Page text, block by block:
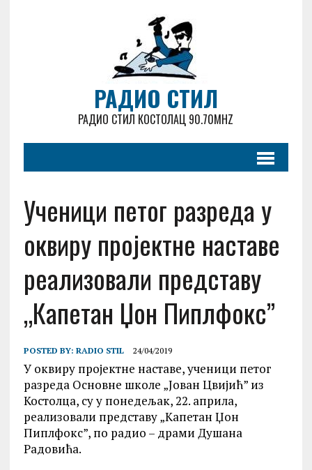
РАДИО СТИЛ
РАДИО СТИЛ КОСТОЛАЦ 90.70MHZ
Ученици петог разреда у
оквиру пројектне наставе
реализовали представу
„Капетан Џон Пиплфокс”
POSTED BY: RADIO STIL 24/04/2019
У оквиру пројектне наставе, ученици петог
разреда Основне школе „Јован Цвијић” из
Костолца, су у понедељак, 22. априла,
реализовали представу „Капетан Џон
Пиплфокс”, по радио – драми Душана
Радовића.